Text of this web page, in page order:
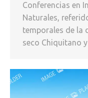
Conferencias en
Naturales,
temporales de la
seco Chiquitano